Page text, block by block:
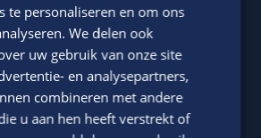
te personaliseren en om ons
We delen ook
uw gebruik van onze site
en analysepartners,
combineren met andere
u aan hen heeft verstrekt of